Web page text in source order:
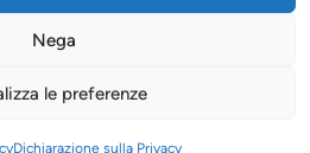
Nega
le preferenze
Dichiarazione sulla Privacy